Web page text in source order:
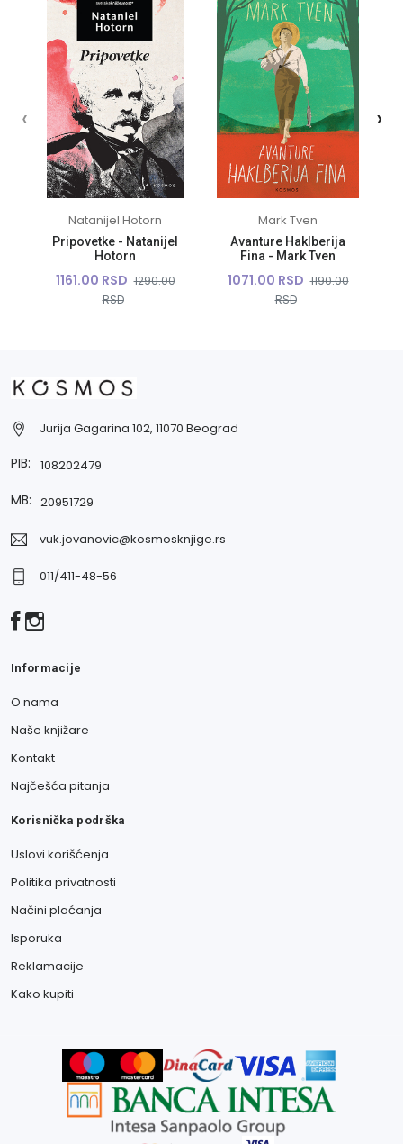
Natanijel Hotorn
Pripovetke - Natanijel
Hotorn
1161.00 RSD 1290.00
RSD
Mark Tven
Avanture Haklberija
Fina - Mark Tven
1071.00 RSD 1190.00
RSD
‹ ›
Jurija Gagarina 102, 11070 Beograd
PIB: 108202479
MB: 20951729
vuk.jovanovic@kosmosknjige.rs
011/411-48-56
Informacije
O nama
Naše knjižare
Kontakt
Najčešća pitanja
Korisnička podrška
Uslovi korišćenja
Politika privatnosti
Načini plaćanja
Isporuka
Reklamacije
Kako kupiti